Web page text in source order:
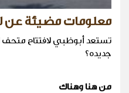
معلومات مضيئة عن
تستعد أبوظبي لافتتاح متحف
جديده؟
من هنا وهناك